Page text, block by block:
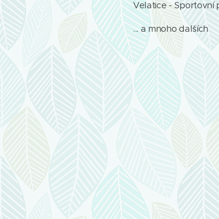
Velatice - Sportovní
... a mnoho dalších